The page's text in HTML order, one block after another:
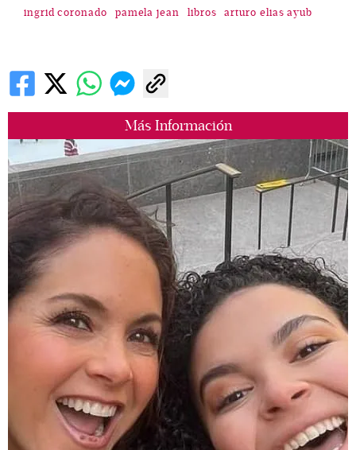
Más Información
ingrid coronado pamela jean libros arturo elias ayub